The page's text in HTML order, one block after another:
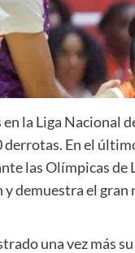
la Liga Nacional
En el
las Olímpicas de
demuestra el gran
una vez más